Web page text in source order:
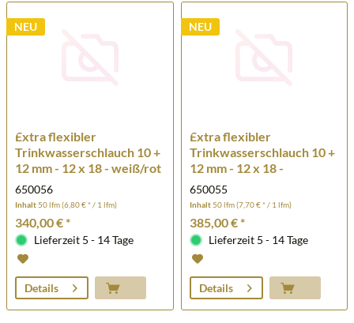
NEU
Extra flexibler
Trinkwasserschlauch 10 +
12 mm - 12 x 18 - weiß/rot
- 50 m
650056
Inhalt 50 lfm(6,80 € * / 1 lfm)
340,00 € *
Lieferzeit 5 - 14 Tage
Details
NEU
Extra flexibler
Trinkwasserschlauch 10 +
12 mm - 12 x 18 -
weiß/blau - 50 m
650055
Inhalt 50 lfm(7,70 € * / 1 lfm)
385,00 € *
Lieferzeit 5 - 14 Tage
Details